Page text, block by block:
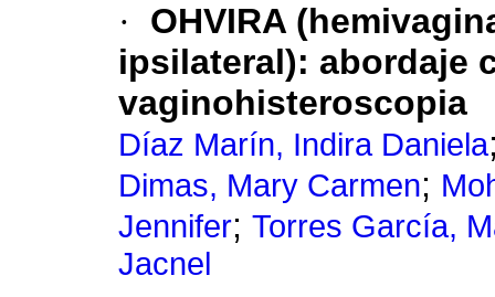
·
OHVIRA
ipsilateral): abordaje
vaginohisteroscopia
Díaz Marín, Indira Daniela
Dimas, Mary Carmen;
Jennifer; Torres García,
Jacnel